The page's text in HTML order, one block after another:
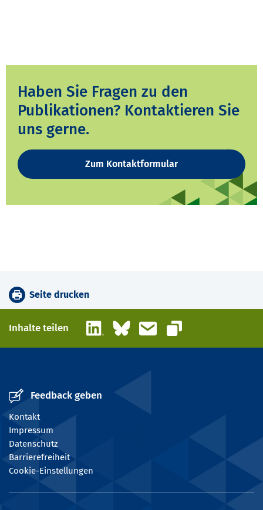
Haben Sie Fragen zu den
Publikationen? Kontaktieren Sie
uns gerne.
Zum Kontaktformular
Seite drucken
Inhalte teilen LinkedInBlueskyE-Mail
Link kopieren
Feedback geben
Kontakt
Impressum
Datenschutz
Barrierefreiheit
Cookie-Einstellungen